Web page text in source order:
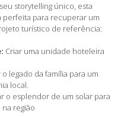
storytelling único, esta
para recuperar um
turístico de referência:
Criar uma unidade hoteleira
legado da família para um
local.
o esplendor de um solar para
região